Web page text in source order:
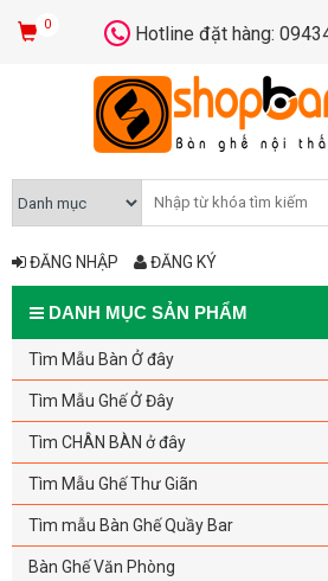
0 Hotline đặt hàng:
ĐĂNG NHẬP ĐĂNG KÝ
DANH MỤC SẢN PHẨM
Tìm Mẫu Bàn Ở đây
Tìm Mẫu Ghế Ở Đây
Tìm CHÂN BÀN ở đây
Tìm Mẫu Ghế Thư Giãn
Tìm mẫu Bàn Ghế Quầy Bar
Bàn Ghế Văn Phòng